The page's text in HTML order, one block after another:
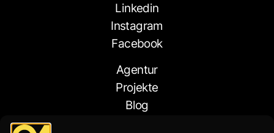
Linkedin
Instagram
Facebook
Agentur
Projekte
Blog